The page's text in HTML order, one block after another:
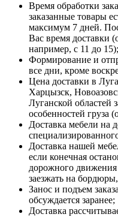
Время обработки
заказанные товары
максимум 7 дней.
Вас время доставки
например, с 11 до 15);
Формирование и
все дни, кроме
Цена доставки в
Харцызск,
Луганской областей
особенностей груза
Доставка мебели на
Доставка нашей
если конечная
дорожного
заезжать на
Занос и подъем
обсуждается заранее;
Доставка